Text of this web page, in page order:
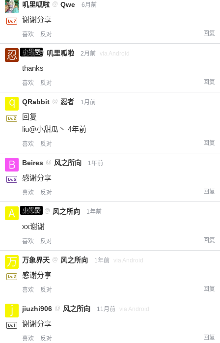
叽里呱啦 @ Qwe 6月前
谢谢分享
喜欢 反对 回复
小黑屋
忍者 @ 叽里呱啦 2月前 via Android
thanks
喜欢 反对 回复
QRabbit @ 忍者 1月前
回复
liu@小甜瓜丶 4年前
喜欢 反对 回复
Beires @ 风之所向 1年前
感谢分享
喜欢 反对 回复
小黑屋
a0987 @ 风之所向 1年前
xx谢谢
喜欢 反对 回复
万象界天 @ 风之所向 1年前 via Android
感谢分享
喜欢 反对 回复
jiuzhi906 @ 风之所向 11月前 via Android
谢谢分享
喜欢 反对 回复